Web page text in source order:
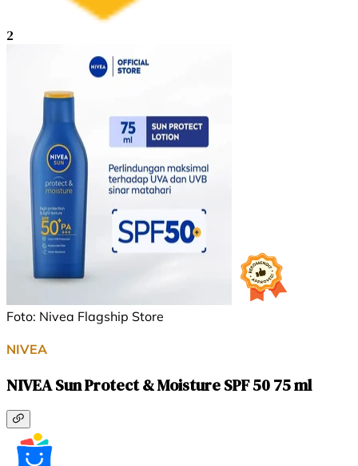
2
Foto: Nivea Flagship Store
NIVEA
NIVEA Sun Protect & Moisture SPF 50 75 ml